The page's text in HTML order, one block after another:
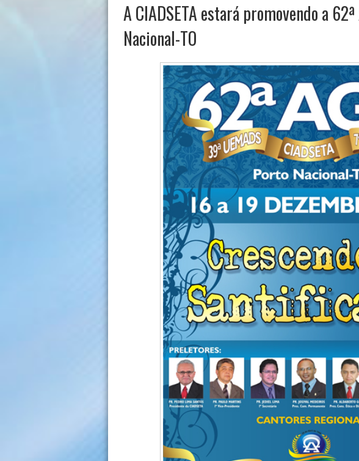
A CIADSETA estará promovendo a
Nacional-TO